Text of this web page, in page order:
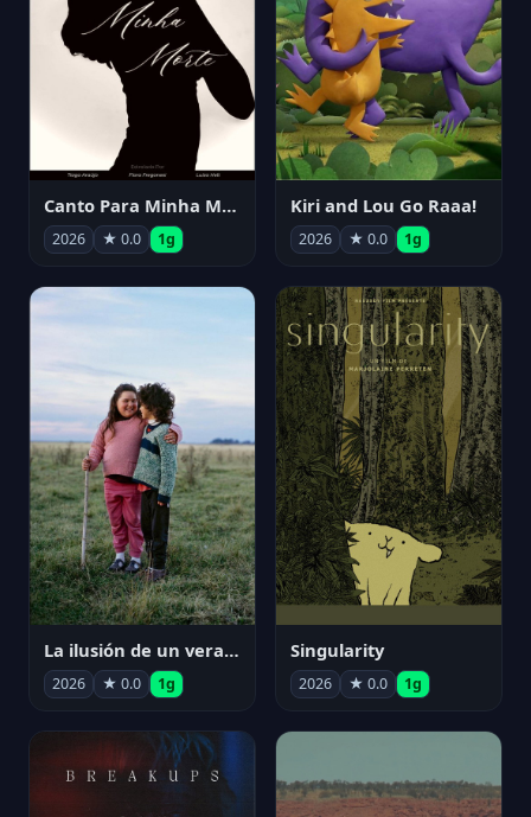
Canto Para Minha Morte
2026 ★ 0.0 1g
Kiri and Lou Go Raaa!
2026 ★ 0.0 1g
La ilusión de un verano sin fin
2026 ★ 0.0 1g
Singularity
2026 ★ 0.0 1g